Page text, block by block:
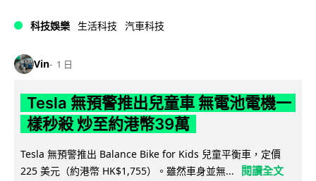
科技娛樂 生活科技 汽車科技
Vin 1 日
Tesla 無預警推出兒童車 無電池電機一
樣秒殺 炒至約港幣39萬
Tesla 無預警推出 Balance Bike for Kids 兒童平衡車，定價
225 美元（約港幣 HK$1,755）。雖然車身並無...
閱讀全文